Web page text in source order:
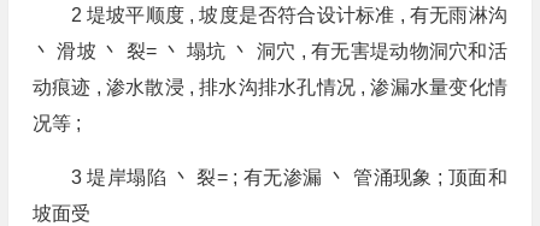
2 堤坡平顺度 , 坡度是否符合设计标准 , 有无雨淋沟
丶 滑坡 丶 裂= 丶 塌坑 丶 洞穴 , 有无害堤动物洞穴和活
动痕迹 , 渗水散浸 , 排水沟排水孔情况 , 渗漏水量变化情
况等 ;
3 堤岸塌陷 丶 裂= ; 有无渗漏 丶 管涌现象 ; 顶面和
坡面受